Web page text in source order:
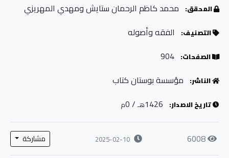
المحقق: محمد كاظم الرحمان ستايش ومهدي المهريزي
التصنيف: الفقه وأصوله
الصفحات: 904
الناشر: مؤسسة بوستان كتاب
تاريخ الاصدار: 1426هـ/ 0 م
6008
2025-02-10 مشاركة